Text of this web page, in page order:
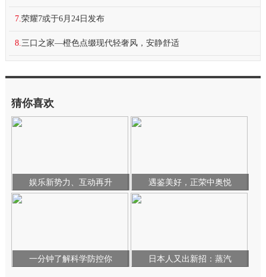
7.荣耀7或于6月24日发布
8.三口之家—橙色点缀现代轻奢风，安静舒适
猜你喜欢
娱乐新势力、互动再升 遇鉴美好，正荣中奥悦
一分钟了解科学防控你 日本人又出新招：蒸汽